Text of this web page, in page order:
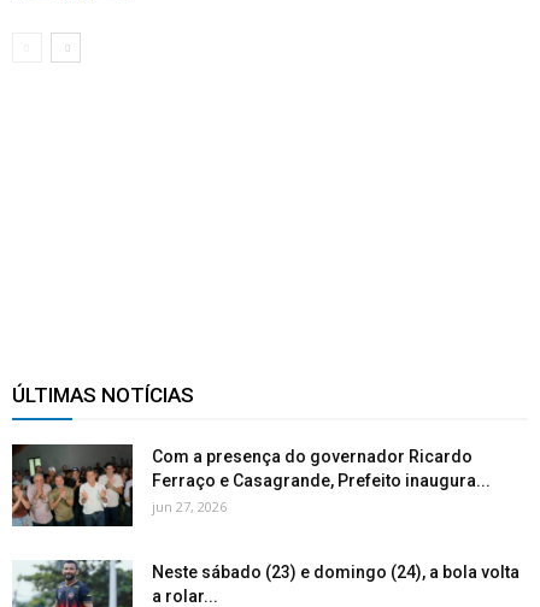
ÚLTIMAS NOTÍCIAS
Com a presença do governador Ricardo
Ferraço e Casagrande, Prefeito inaugura...
jun 27, 2026
Neste sábado (23) e domingo (24), a bola volta
a rolar...